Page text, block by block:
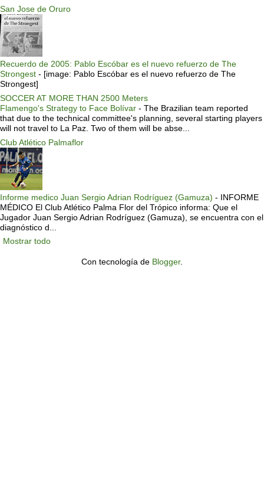
San Jose de Oruro
Recuerdo de 2005: Pablo Escóbar es el nuevo refuerzo de The
Strongest - [image: Pablo Escóbar es el nuevo refuerzo de The
Strongest]
SOCCER AT MORE THAN 2500 Meters
Flamengo's Strategy to Face Bolívar - The Brazilian team reported
that due to the technical committee's planning, several starting players
will not travel to La Paz. Two of them will be abse...
Club Atlético Palmaflor
Informe medico Juan Sergio Adrian Rodríguez (Gamuza) - INFORME
MÉDICO El Club Atlético Palma Flor del Trópico informa: Que el
Jugador Juan Sergio Adrian Rodríguez (Gamuza), se encuentra con el
diagnóstico d...
Mostrar todo
Con tecnología de Blogger.